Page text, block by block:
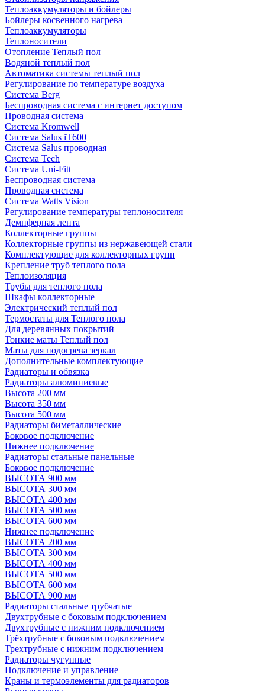
Теплоаккумуляторы и бойлеры
Бойлеры косвенного нагрева
Теплоаккумуляторы
Теплоносители
Отопление Теплый пол
Водяной теплый пол
Автоматика системы теплый пол
Регулирование по температуре воздуха
Система Berg
Беспроводная система с интернет доступом
Проводная система
Система Kromwell
Система Salus iT600
Система Salus проводная
Система Tech
Система Uni-Fitt
Беспроводная система
Проводная система
Система Watts Vision
Регулирование температуры теплоносителя
Демпферная лента
Коллекторные группы
Коллекторные группы из нержавеющей стали
Комплектующие для коллекторных групп
Крепление труб теплого пола
Теплоизоляция
Трубы для теплого пола
Шкафы коллекторные
Электрический теплый пол
Термостаты для Теплого пола
Для деревянных покрытий
Тонкие маты Теплый пол
Маты для подогрева зеркал
Дополнительные комплектующие
Радиаторы и обвязка
Радиаторы алюминиевые
Высота 200 мм
Высота 350 мм
Высота 500 мм
Радиаторы биметаллические
Боковое подключение
Нижнее подключение
Радиаторы стальные панельные
Боковое подключение
ВЫСОТА 900 мм
ВЫСОТА 300 мм
ВЫСОТА 400 мм
ВЫСОТА 500 мм
ВЫСОТА 600 мм
Нижнее подключение
ВЫСОТА 200 мм
ВЫСОТА 300 мм
ВЫСОТА 400 мм
ВЫСОТА 500 мм
ВЫСОТА 600 мм
ВЫСОТА 900 мм
Радиаторы стальные трубчатые
Двухтрубные с боковым подключением
Двухтрубные с нижним подключением
Трёхтрубные с боковым подключением
Трехтрубные с нижним подключением
Радиаторы чугунные
Подключение и управление
Краны и термоэлементы для радиаторов